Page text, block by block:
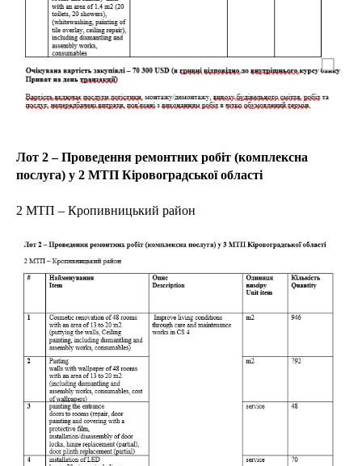
Лот 2 – Проведення ремонтних робіт (комплексна
послуга) у 2 МТП Кіровоградської області
2 МТП – Кропивницький район